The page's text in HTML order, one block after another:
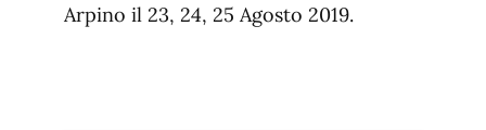
Arpino il 23, 24, 25 Agosto 2019.